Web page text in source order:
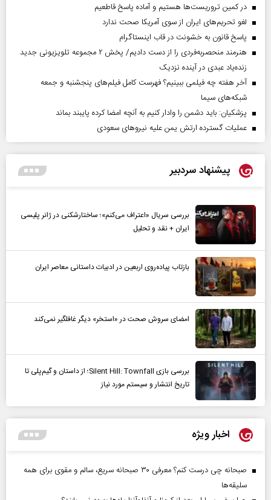
در کمین تروریست‌ها هستیم و آماده پاسخ قاطعیم
لغو تحریم‌های ایران از سوی آمریکا صحت ندارد
پاسخ قانون به خشونت در قاب اینستاگرام
هنرمند منحصر‌به‌فردی را از دست دادیم/ پخش ۲ مجموعه تلویزیونی جدید
زنده‌یاد عبدی در آینده نزدیک
آخر هفته چه فیلمی ببینیم؟ فهرست کامل فیلم‌های پنجشنبه و جمعه
شبکه‌های سیما
پزشکیان: باید دشمن را وادار کنیم به آنچه امضا کرده پایبند بماند
عملیات گسترده ارتش یمن علیه نیروهای سعودی
پیشنهاد سردبیر
بررسی سریال «اعتراف می‌کنم»؛ ساختارشکنی در ژانر پلیسی
ایران + نقد و تحلیل
بازتاب پیاده‌روی اربعین در ادبیات داستانی معاصر ایران
امضای سروش صحت در «استخر» دیگر غافلگیر نمی‌کند
بررسی بازی Silent Hill: Townfall؛ از داستان و گیم‌پلی تا
تاریخ انتشار و سیستم مورد نیاز
اخبار ویژه
صبحانه چی درست کنم؟ معرفی ۳۰ صبحانه سریع، سالم و مقوی برای همه
سلیقه‌ها